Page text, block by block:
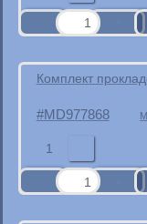
Комплект
MD977868
1